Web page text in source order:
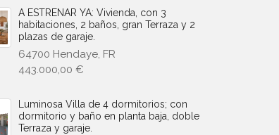
A ESTRENAR YA: Vivienda, con 3
habitaciones, 2 baños, gran Terraza y 2
plazas de garaje.
64700 Hendaye, FR
443.000,00 €
Luminosa Villa de 4 dormitorios; con
dormitorio y baño en planta baja, doble
Terraza y garaje.